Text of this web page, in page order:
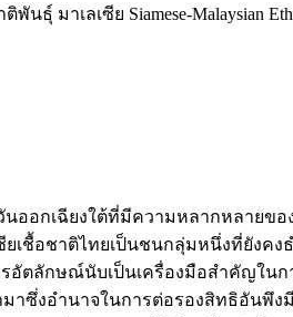
าเลเซีย Siamese-Malaysian
นออกเฉียงใต้ที่มีความหลากหลา
เชื้อชาติไทยเป็นชนกลุ่มหนึ่งที่ยั
ลักษณ์นับเป็นเครื่องมือสำคัญใน
ซึ่งอำนาจในการต่อรองสิทธิอัน